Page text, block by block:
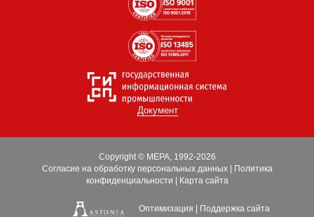
Документ
Copyright © МЕРА, 1992-2026
Согласие на обработку персональных данных| Политика
конфиденциальности | Карта сайта
Оптимизация | Поддержка сайта